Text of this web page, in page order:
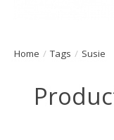
Home / Tags / Susie